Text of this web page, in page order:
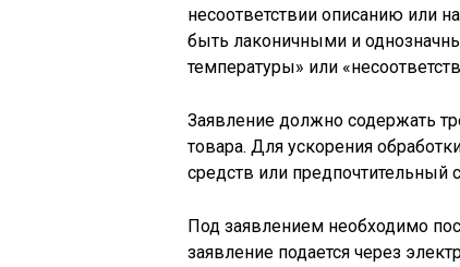
несоответствии описанию или
быть лаконичными и
температуры» или
Заявление должно содержать
товара. Для ускорения
средств или предпочтительный
Под заявлением необходимо
заявление подается через